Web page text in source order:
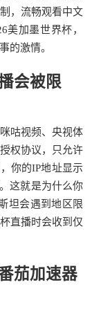
，流畅观看中文
美加墨世界杯，
的激情。
会被限
咕视频、央视体
权协议，只允许
你的IP地址显示
这就是为什么你
坦会遇到地区限
直播时会收到仅
茄加速器